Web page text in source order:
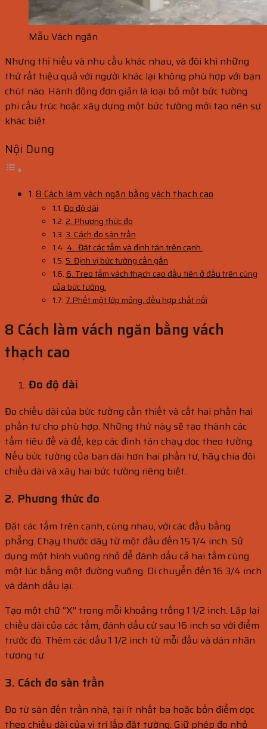
Mẫu Vách ngăn
Nhưng thị hiếu và nhu cầu khác nhau, và đôi khi những
thứ rất hiệu quả với người khác lại không phù hợp với bạn
chút nào. Hành động đơn giản là loại bỏ một bức tường
phi cấu trúc hoặc xây dựng một bức tường mới tạo nên sự
khác biệt.
Nội Dung
8 Cách làm vách ngăn bằng vách thạch cao
Đo độ dài
2. Phương thức đo
3. Cách đo sàn trần
4. Đặt các tấm và đinh tán trên cạnh.
5. Định vị bức tường cần gắn
6. Treo tấm vách thạch cao đầu tiên ở đầu trên cùng
của bức tường.
7.Phết một lớp mỏng, đều hợp chất nối
8 Cách làm vách ngăn bằng vách
thạch cao
Đo độ dài
Đo chiều dài của bức tường cần thiết và cắt hai phần hai
phần tư cho phù hợp. Những thứ này sẽ tạo thành các
tấm tiêu đề và đế, kẹp các đinh tán chạy dọc theo tường.
Nếu bức tường của bạn dài hơn hai phần tư, hãy chia đôi
chiều dài và xây hai bức tường riêng biệt.
2. Phương thức đo
Đặt các tấm trên cạnh, cùng nhau, với các đầu bằng
phẳng. Chạy thước dây từ một đầu đến 15 1/4 inch. Sử
dụng một hình vuông nhỏ để đánh dấu cả hai tấm cùng
một lúc bằng một đường vuông. Di chuyển đến 16 3/4 inch
và đánh dấu lại.
Tạo một chữ “X” trong mỗi khoảng trống 1 1/2 inch. Lặp lại
chiều dài của các tấm, đánh dấu cứ sau 16 inch so với điểm
trước đó. Thêm các dấu 1 1/2 inch từ mỗi đầu và dán nhãn
tương tự.
3. Cách đo sàn trần
Đo từ sàn đến trần nhà, tại ít nhất ba hoặc bốn điểm dọc
theo chiều dài của vị trí lắp đặt tường. Giữ phép đo nhỏ